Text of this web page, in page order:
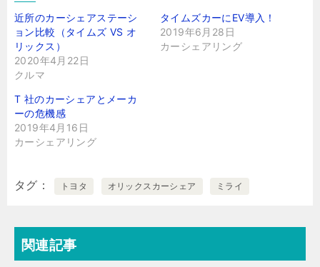
近所のカーシェアステーシ
ョン比較（タイムズ VS オ
リックス）
2020年4月22日
クルマ
タイムズカーにEV導入！
2019年6月28日
カーシェアリング
T 社のカーシェアとメーカ
ーの危機感
2019年4月16日
カーシェアリング
タグ トヨタ オリックスカーシェア ミライ
関連記事